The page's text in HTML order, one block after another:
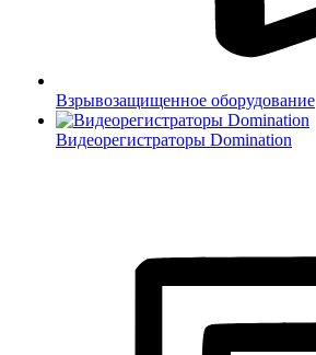
Взрывозащищенное оборудование
Видеорегистраторы Domination